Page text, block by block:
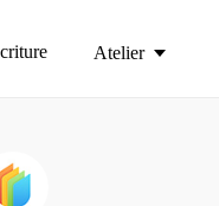
Atelier